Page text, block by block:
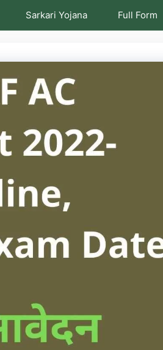
Sarkari Yojana Full Form